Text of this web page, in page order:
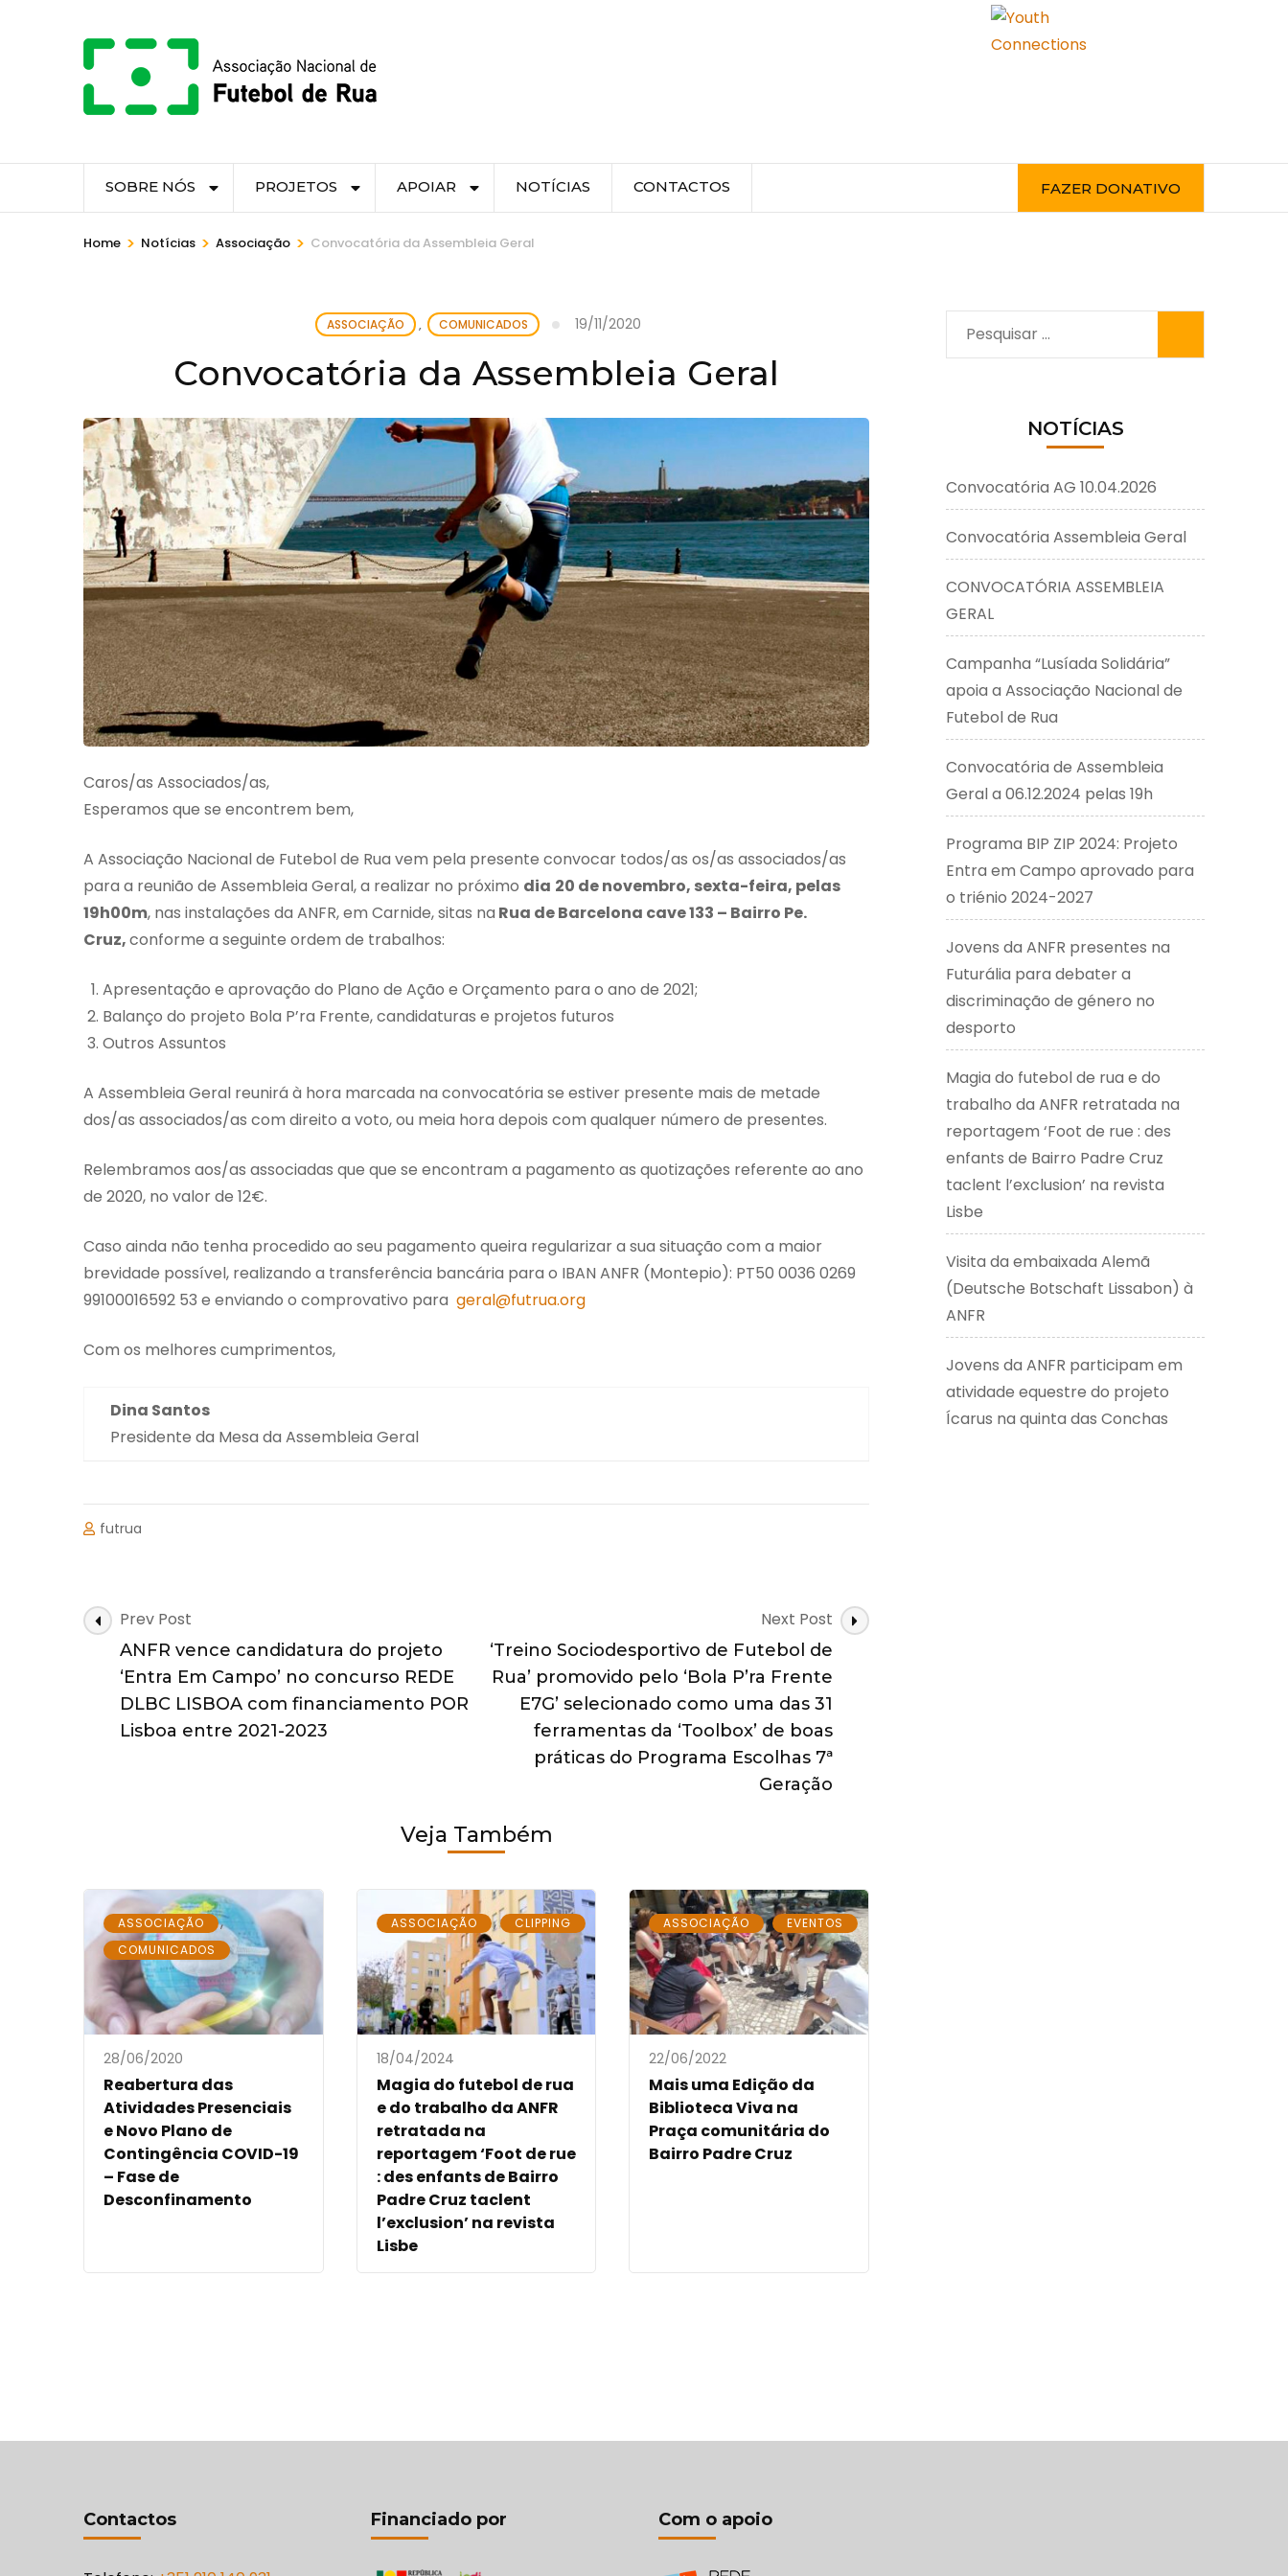
SOBRE NÓS PROJETOS APOIAR NOTÍCIAS CONTACTOS FAZER DONATIVO
Home > Notícias > Associação > Convocatória da Assembleia Geral
ASSOCIAÇÃO , COMUNICADOS 19/11/2020
Convocatória da Assembleia Geral
Caros/as Associados/as,
Esperamos que se encontrem bem,
A Associação Nacional de Futebol de Rua vem pela presente convocar todos/as os/as associados/as
para a reunião de Assembleia Geral, a realizar no próximo dia 20 de novembro, sexta-feira, pelas
19h00m, nas instalações da ANFR, em Carnide, sitas na Rua de Barcelona cave 133 – Bairro Pe.
Cruz,conforme a seguinte ordem de trabalhos:
Apresentação e aprovação do Plano de Ação e Orçamento para o ano de 2021;
Balanço do projeto Bola P’ra Frente, candidaturas e projetos futuros
Outros Assuntos
A Assembleia Geral reunirá à hora marcada na convocatória se estiver presente mais de metade
dos/as associados/as com direito a voto, ou meia hora depois com qualquer número de presentes.
Relembramos aos/as associadas que que se encontram a pagamento as quotizações referente ao ano
de 2020, no valor de 12€.
Caso ainda não tenha procedido ao seu pagamento queira regularizar a sua situação com a maior
brevidade possível, realizando a transferência bancária para o IBAN ANFR (Montepio): PT50 0036 0269
99100016592 53 e enviando o comprovativo para geral@futrua.org
Com os melhores cumprimentos,
Dina Santos
Presidente da Mesa da Assembleia Geral
futrua
Post
Navigation
Prev Post
ANFR vence candidatura do projeto
‘Entra Em Campo’ no concurso REDE
DLBC LISBOA com financiamento POR
Lisboa entre 2021-2023
Next Post
‘Treino Sociodesportivo de Futebol de
Rua’ promovido pelo ‘Bola P’ra Frente
E7G’ selecionado como uma das 31
ferramentas da ‘Toolbox’ de boas
práticas do Programa Escolhas 7ª
Geração
Veja Também
ASSOCIAÇÃO ,
COMUNICADOS
28/06/2020
Reabertura das
Atividades Presenciais
e Novo Plano de
Contingência COVID-19
– Fase de
Desconfinamento
ASSOCIAÇÃO , CLIPPING
18/04/2024
Magia do futebol de rua
e do trabalho da ANFR
retratada na
reportagem ‘Foot de rue
: des enfants de Bairro
Padre Cruz taclent
l’exclusion’ na revista
Lisbe
ASSOCIAÇÃO , EVENTOS
22/06/2022
Mais uma Edição da
Biblioteca Viva na
Praça comunitária do
Bairro Padre Cruz
Pesquisar
por:
NOTÍCIAS
Convocatória AG 10.04.2026
Convocatória Assembleia Geral
CONVOCATÓRIA ASSEMBLEIA
GERAL
Campanha “Lusíada Solidária”
apoia a Associação Nacional de
Futebol de Rua
Convocatória de Assembleia
Geral a 06.12.2024 pelas 19h
Programa BIP ZIP 2024: Projeto
Entra em Campo aprovado para
o triénio 2024-2027
Jovens da ANFR presentes na
Futurália para debater a
discriminação de género no
desporto
Magia do futebol de rua e do
trabalho da ANFR retratada na
reportagem ‘Foot de rue : des
enfants de Bairro Padre Cruz
taclent l’exclusion’ na revista
Lisbe
Visita da embaixada Alemã
(Deutsche Botschaft Lissabon) à
ANFR
Jovens da ANFR participam em
atividade equestre do projeto
Ícarus na quinta das Conchas
Contactos Financiado por Com o apoio